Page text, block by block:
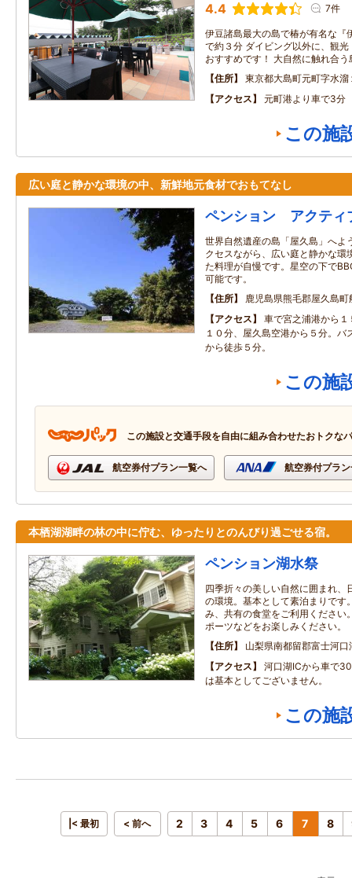
4.4 7件
伊豆諸島最大の島で椿が有名な『
で約３分 ダイビング以外に、観
おすすめです！ 大自然に触れ合
住所
東京都大島町元町字水溜
アクセス
元町港より車で3分
この施
広い庭と静かな環境の中、新鮮地元食材でおもてなし
ペンション アクティ
世界自然遺産の島「屋久島」へよ
クセスながら、広い庭と静かな環
た料理が自慢です。星空の下で
可能です。
住所
鹿児島県熊毛郡屋久島
アクセス
車で宮之浦港から
１０分、屋久島空港から５分。バ
から徒歩５分。
この施
この施設と交通手段を自由に組み合わせたおトクな
航空券付プラン一覧へ 航空券付プラ
本栖湖湖畔の林の中に佇む、ゆったりとのんびり過ごせる宿。
ペンション湖水祭
四季折々の美しい自然に囲まれ、
の環境。基本として素泊まりです
み、共有の食堂をご利用ください
ポーツなどをお楽しみください。
住所
山梨県南都留郡富士河口
アクセス
河口湖ICから車で
は基本としてございません。
この施
|< 最初 < 前へ 2 3 4 5 6 7 8